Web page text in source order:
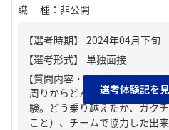
職種 ： 非公開
【質問内容・課題】
周りからどんな人といわれる
験。どう乗り越えたか、ガク
こと）、チームで協力した出
選考体験記を